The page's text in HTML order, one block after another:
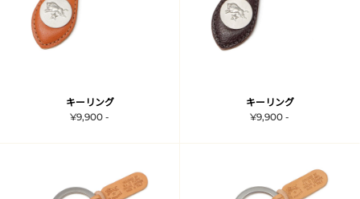
キーリング
¥9,900 -
キーリング
¥9,900 -